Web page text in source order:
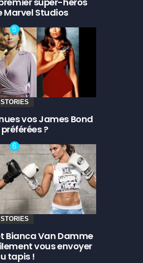
Marvel Studios
STORIES
vos James Bond
?
STORIES
Bianca Van Damme
vous envoyer
tapis !